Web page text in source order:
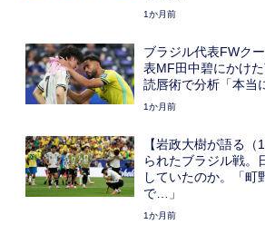
1か月前
ブラジル代表FWク
表MF田中碧にかけ
読唇術で分析「本
1か月前
【岩政大樹が語る
られたブラジル戦。
していたのか。「町
で…」
1か月前